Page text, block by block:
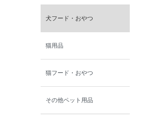
犬フード・おやつ
猫用品
猫フード・おやつ
その他ペット用品